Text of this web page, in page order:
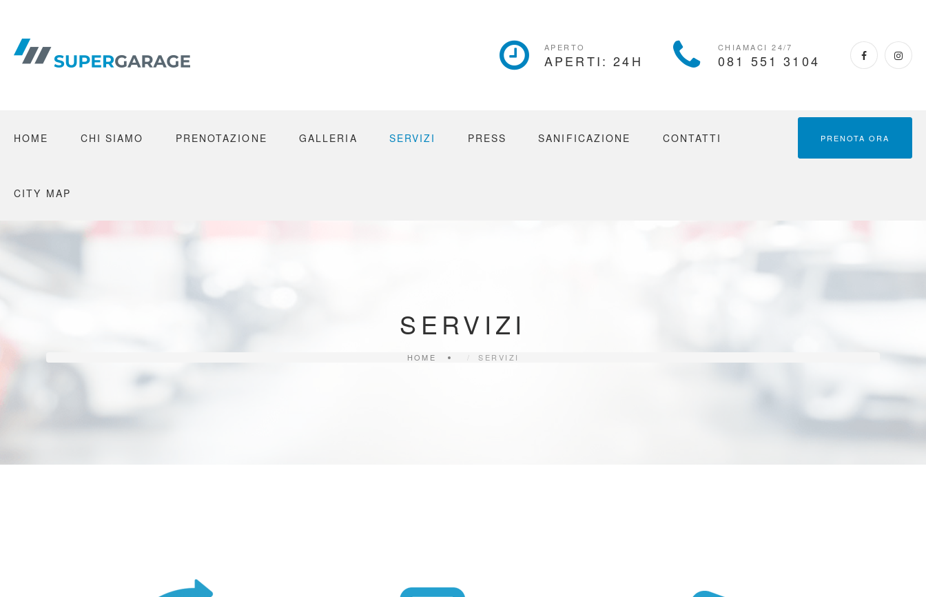
ICON
BOX
APERTO
APERTI: 24H
CHIAMACHIAMACI 24/7
081 551 3104
PRENOTA ORA
HOME CHI SIAMO PRENOTAZIONE GALLERIA SERVIZI PRESS SANIFICAZIONE CONTATTI
CITY MAP
SERVIZI
HOME SERVIZI